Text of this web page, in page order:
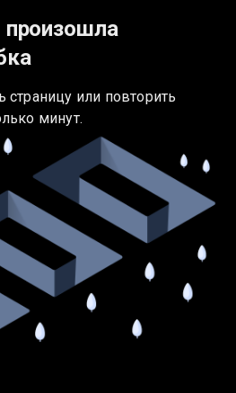
страницу или повторить
минут.